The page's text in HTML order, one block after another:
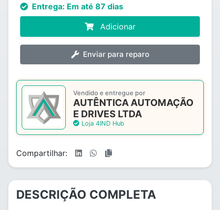
Entrega: Em até 87 dias
Adicionar
Enviar para reparo
Vendido e entregue por
AUTÊNTICA AUTOMAÇÃO
E DRIVES LTDA
Loja 4IND Hub
Compartilhar:
DESCRIÇÃO COMPLETA